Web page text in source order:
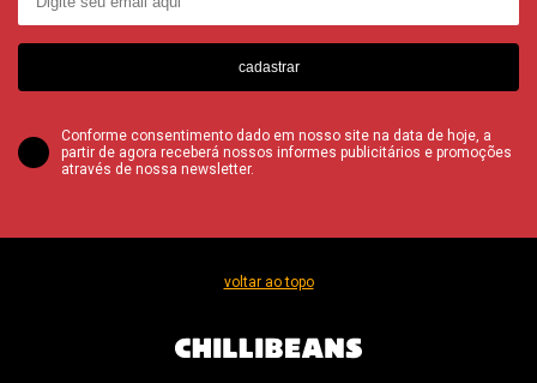
cadastrar
Conforme consentimento dado em nosso site na data de hoje, a
partir de agora receberá nossos informes publicitários e promoções
através de nossa newsletter.
voltar ao topo